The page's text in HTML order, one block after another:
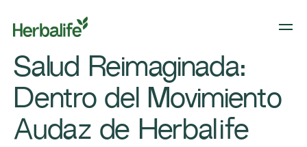
Salud Reimaginada:
Dentro del Movimiento
Audaz de Herbalife